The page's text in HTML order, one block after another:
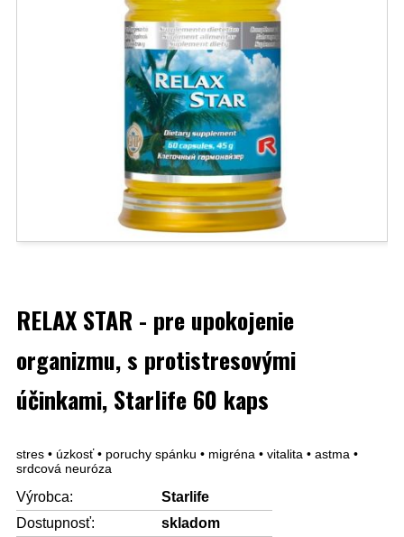
RELAX STAR - pre upokojenie
organizmu, s protistresovými
účinkami, Starlife 60 kaps
stres • úzkosť • poruchy spánku • migréna • vitalita • astma •
srdcová neuróza
Výrobca:
Starlife
Dostupnosť:
skladom